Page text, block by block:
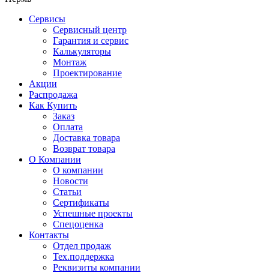
Сервисы
Сервисный центр
Гарантия и сервис
Калькуляторы
Монтаж
Проектирование
Акции
Распродажа
Как Купить
Заказ
Оплата
Доставка товара
Возврат товара
О Компании
О компании
Новости
Статьи
Сертификаты
Успешные проекты
Спецоценка
Контакты
Отдел продаж
Тех.поддержка
Реквизиты компании